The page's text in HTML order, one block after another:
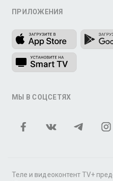
ПРИЛОЖЕНИЯ
МЫ В СОЦСЕТЯХ
Теле и видеоконтент TV+